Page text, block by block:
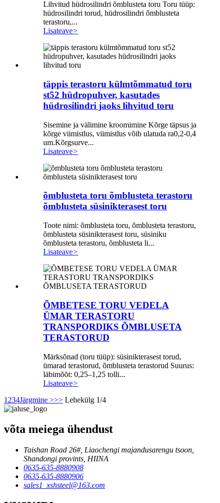
Lihvitud hüdrosilindri õmblusteta toru Toru tüüp:
hüdrosilindri torud, hüdrosilindri õmblusteta
terastoru,...
Lisateave>
täppis terastoru külmtõmmatud toru
st52 hüdropuhver, kasutades
hüdrosilindri jaoks lihvitud toru
Sisemine ja välimine kroomimine Kõrge täpsus ja
kõrge viimistlus, viimistlus võib ulatuda ra0,2-0,4
um.Kõrgsurve...
Lisateave>
õmblusteta toru õmblusteta terastoru
õmblusteta süsinikterasest toru
Toote nimi: õmblusteta toru, õmblusteta terastoru,
õmblusteta süsinikterasest toru, süsiniku
õmblusteta terastoru, õmblusteta li...
Lisateave>
ÕMBETESE TORU VEDELA
ÜMAR TERASTORU
TRANSPORDIKS ÕMBLUSETA
TERASTORUD
Märksõnad (toru tüüp): süsinikterasest torud,
ümarad terastorud, õmblusteta terastorud Suurus:
läbimõõt: 0,25–1,25 tolli...
Lisateave>
1 234Järgmine >>> Lehekülg 1/4
võta meiega ühendust
Taishan Road 26#, Liaochengi majandusarengu tsoon,
Shandongi provints, HIINA
0635-635-8880908
0635-635-8880906
sales1_xshsteel@163.com